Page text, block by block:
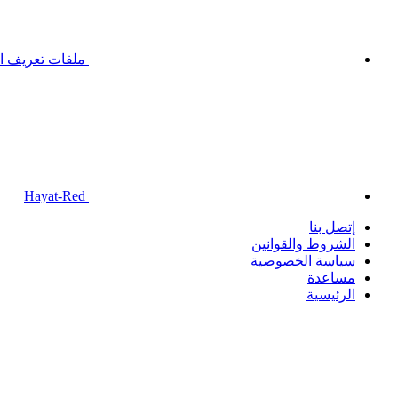
ملفات تعريف
إتصل بنا
الشروط والقوانين
سياسة الخصوصية
مساعدة
الرئيسية